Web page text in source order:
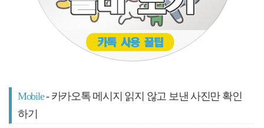
Mobile- 카카오톡 메시지 읽지 않고 보낸 사진만 확인
하기